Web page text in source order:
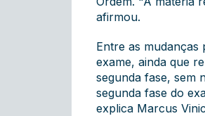
afirmou.
Entre as
exame, ainda que
segunda fase, sem
segunda fase do
explica Marcus